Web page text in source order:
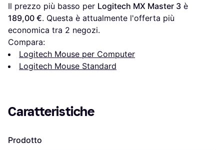
Il prezzo più basso per Logitech MX Master 3
189,00 €. Questa è attualmente l'offerta più
economica tra 2 negozi.
Compara:
Logitech Mouse per Computer
Logitech Mouse Standard
Caratteristiche
Prodotto